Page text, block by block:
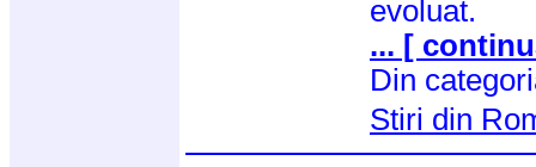
evoluat.
... [
Din
Stiri din